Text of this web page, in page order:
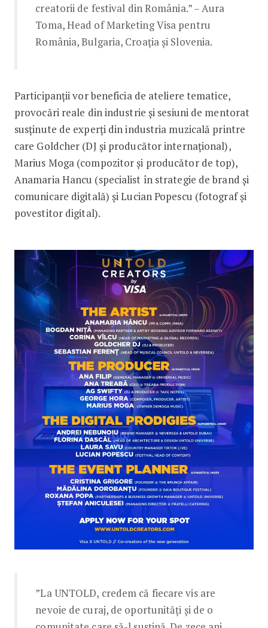
creatorii de festival din România.” – Aura
Toma, Head of Marketing Visa pentru
România, Bulgaria, Croația și Slovenia.
Participanții vor beneficia de ateliere tematice,
provocări reale din industrie și sesiuni de mentorat
susținute de experți din industria muzicală printre
care Goldcher (DJ și producător internațional),
Marius Moga (compozitor și producător de top),
Anamaria Hancu (specialist în strategie de brand și
comunicare digitală) și Lucian Popescu (fotograf și
povestitor digital).
”La UNTOLD, credem că fiecare vis are
nevoie de curaj, de oportunități și de o